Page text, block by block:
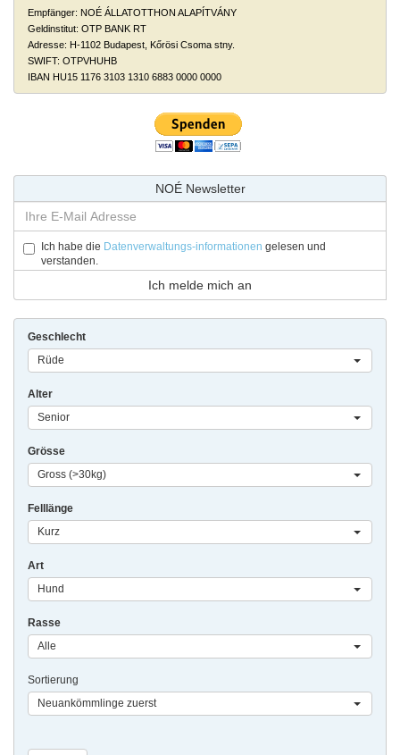
Empfänger: NOÉ ÁLLATOTTHON ALAPÍTVÁNY
Geldinstitut: OTP BANK RT
Adresse: H-1102 Budapest, Kőrösi Csoma stny.
SWIFT: OTPVHUHB
IBAN HU15 1176 3103 1310 6883 0000 0000
NOÉ Newsletter
Ich habe die Datenverwaltungs-informationen gelesen und
verstanden.
Geschlecht
Rüde
Alter
Senior
Grösse
Gross (>30kg)
Felllänge
Kurz
Art
Hund
Rasse
Alle
Sortierung
Neuankömmlinge zuerst